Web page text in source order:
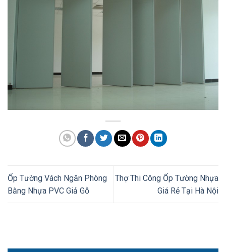
Ốp Tường Vách Ngăn Phòng
Bằng Nhựa PVC Giả Gỗ
Thợ Thi Công Ốp Tường Nhựa
Giá Rẻ Tại Hà Nội